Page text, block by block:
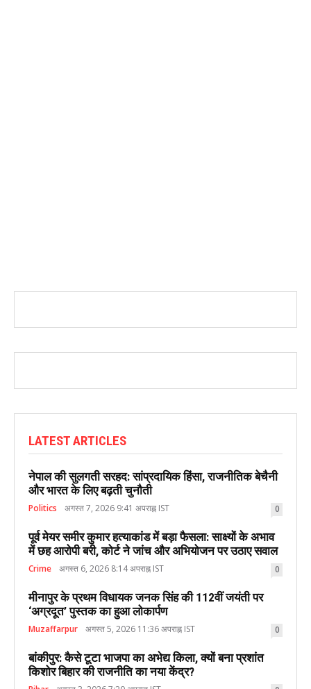
LATEST ARTICLES
नेपाल की सुलगती सरहद: सांप्रदायिक हिंसा, राजनीतिक बेचैनी
और भारत के लिए बढ़ती चुनौती
Politics अगस्त 7, 2026 9:41 अपराह्न IST 0
पूर्व मेयर समीर कुमार हत्याकांड में बड़ा फैसला: साक्ष्यों के अभाव
में छह आरोपी बरी, कोर्ट ने जांच और अभियोजन पर उठाए सवाल
Crime अगस्त 6, 2026 8:14 अपराह्न IST 0
मीनापुर के प्रथम विधायक जनक सिंह की 112वीं जयंती पर
‘अग्रदूत’ पुस्तक का हुआ लोकार्पण
Muzaffarpur अगस्त 5, 2026 11:36 अपराह्न IST 0
बांकीपुर: कैसे टूटा भाजपा का अभेद्य किला, क्यों बना प्रशांत
किशोर बिहार की राजनीति का नया केंद्र?